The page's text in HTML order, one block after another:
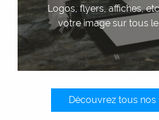
Logos, flyers, affiches,
votre image sur tous
supports grâce à nos
graphiques
Découvrez tous nos